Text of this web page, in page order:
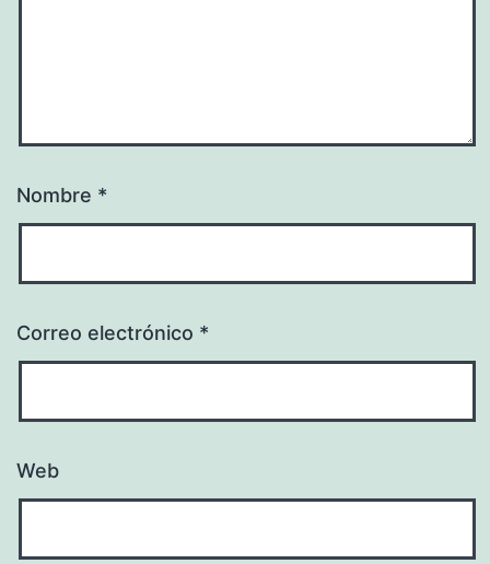
Nombre *
Correo electrónico *
Web